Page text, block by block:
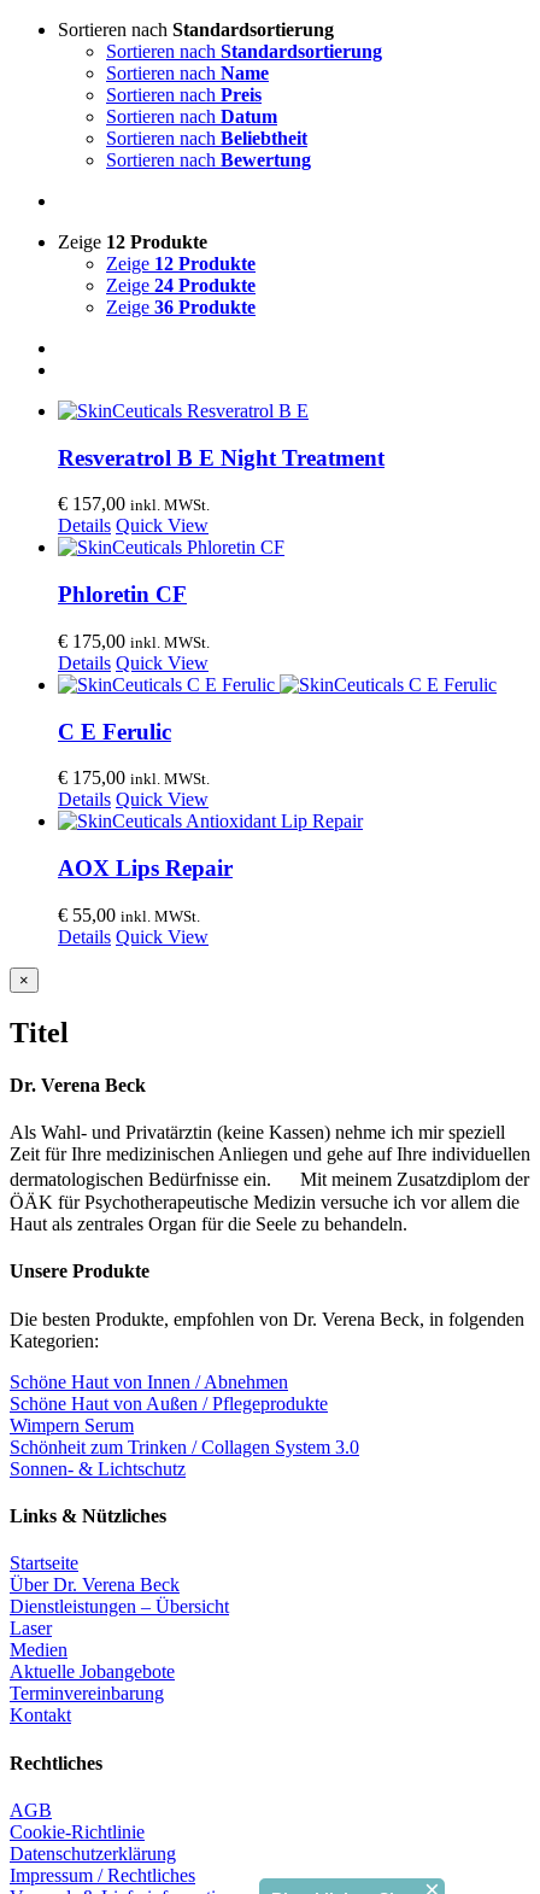
Sortieren nach Standardsortierung
Sortieren nach Standardsortierung
Sortieren nach Name
Sortieren nach Preis
Sortieren nach Datum
Sortieren nach Beliebtheit
Sortieren nach Bewertung
Zeige 12 Produkte
Zeige 12 Produkte
Zeige 24 Produkte
Zeige 36 Produkte
Resveratrol B E Night Treatment
€ 157,00 inkl. MWSt.
Details Quick View
Phloretin CF
€ 175,00 inkl. MWSt.
Details Quick View
C E Ferulic
€ 175,00 inkl. MWSt.
Details Quick View
AOX Lips Repair
€ 55,00 inkl. MWSt.
Details Quick View
Close
product
view
×
Titel
Dr. Verena Beck
Als Wahl- und Privatärztin (keine Kassen) nehme ich mir speziell
Zeit für Ihre medizinischen Anliegen und gehe auf Ihre individuellen
dermatologischen Bedürfnisse ein. Mit meinem Zusatzdiplom der
ÖÄK für Psychotherapeutische Medizin versuche ich vor allem die
Haut als zentrales Organ für die Seele zu behandeln.
Unsere Produkte
Die besten Produkte, empfohlen von Dr. Verena Beck, in folgenden
Kategorien:
Schöne Haut von Innen / Abnehmen
Schöne Haut von Außen / Pflegeprodukte
Wimpern Serum
Schönheit zum Trinken / Collagen System 3.0
Sonnen- & Lichtschutz
Links & Nützliches
Startseite
Über Dr. Verena Beck
Dienstleistungen – Übersicht
Laser
Medien
Aktuelle Jobangebote
Terminvereinbarung
Kontakt
Rechtliches
AGB
Cookie-Richtlinie
Datenschutzerklärung
Impressum / Rechtliches